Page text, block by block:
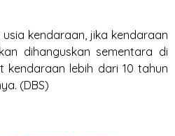
kendaraan, jika kendaraan
dihanguskan sementara di
kendaraan lebih dari 10 tahun
(DBS)